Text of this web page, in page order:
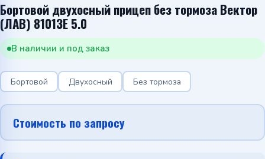
Бортовой двухосный прицеп без тормоза Вектор
(ЛАВ) 81013E 5.0
В наличии и под заказ
Бортовой Двухосный Без тормоза
Стоимость по запросу